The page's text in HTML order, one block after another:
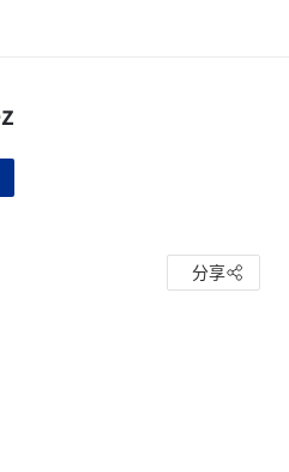
分享